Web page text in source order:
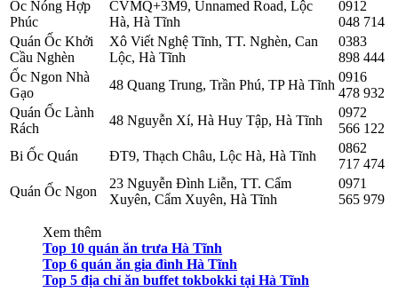
Ốc Nóng Hợp
Phúc
CVMQ+3M9, Unnamed Road, Lộc
Hà, Hà Tĩnh
0912
048 714
Quán Ốc Khởi
Cầu Nghèn
Xô Viết Nghệ Tĩnh, TT. Nghèn, Can
Lộc, Hà Tĩnh
0383
898 444
Ốc Ngon Nhà
Gạo
48 Quang Trung, Trần Phú, TP Hà Tĩnh
0916
478 932
Quán Ốc Lành
Rách
48 Nguyễn Xí, Hà Huy Tập, Hà Tĩnh
0972
566 122
Bi Ốc Quán
ĐT9, Thạch Châu, Lộc Hà, Hà Tĩnh
0862
717 474
Quán Ốc Ngon
23 Nguyễn Đình Liễn, TT. Cẩm
Xuyên, Cẩm Xuyên, Hà Tĩnh
0971
565 979
Xem thêm
Top 10 quán ăn trưa Hà Tĩnh
Top 6 quán ăn gia đình Hà Tĩnh
Top 5 địa chỉ ăn buffet tokbokki tại Hà Tĩnh